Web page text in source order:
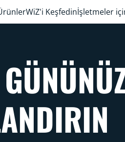
WiZ'i Keşfedinİşletmeler